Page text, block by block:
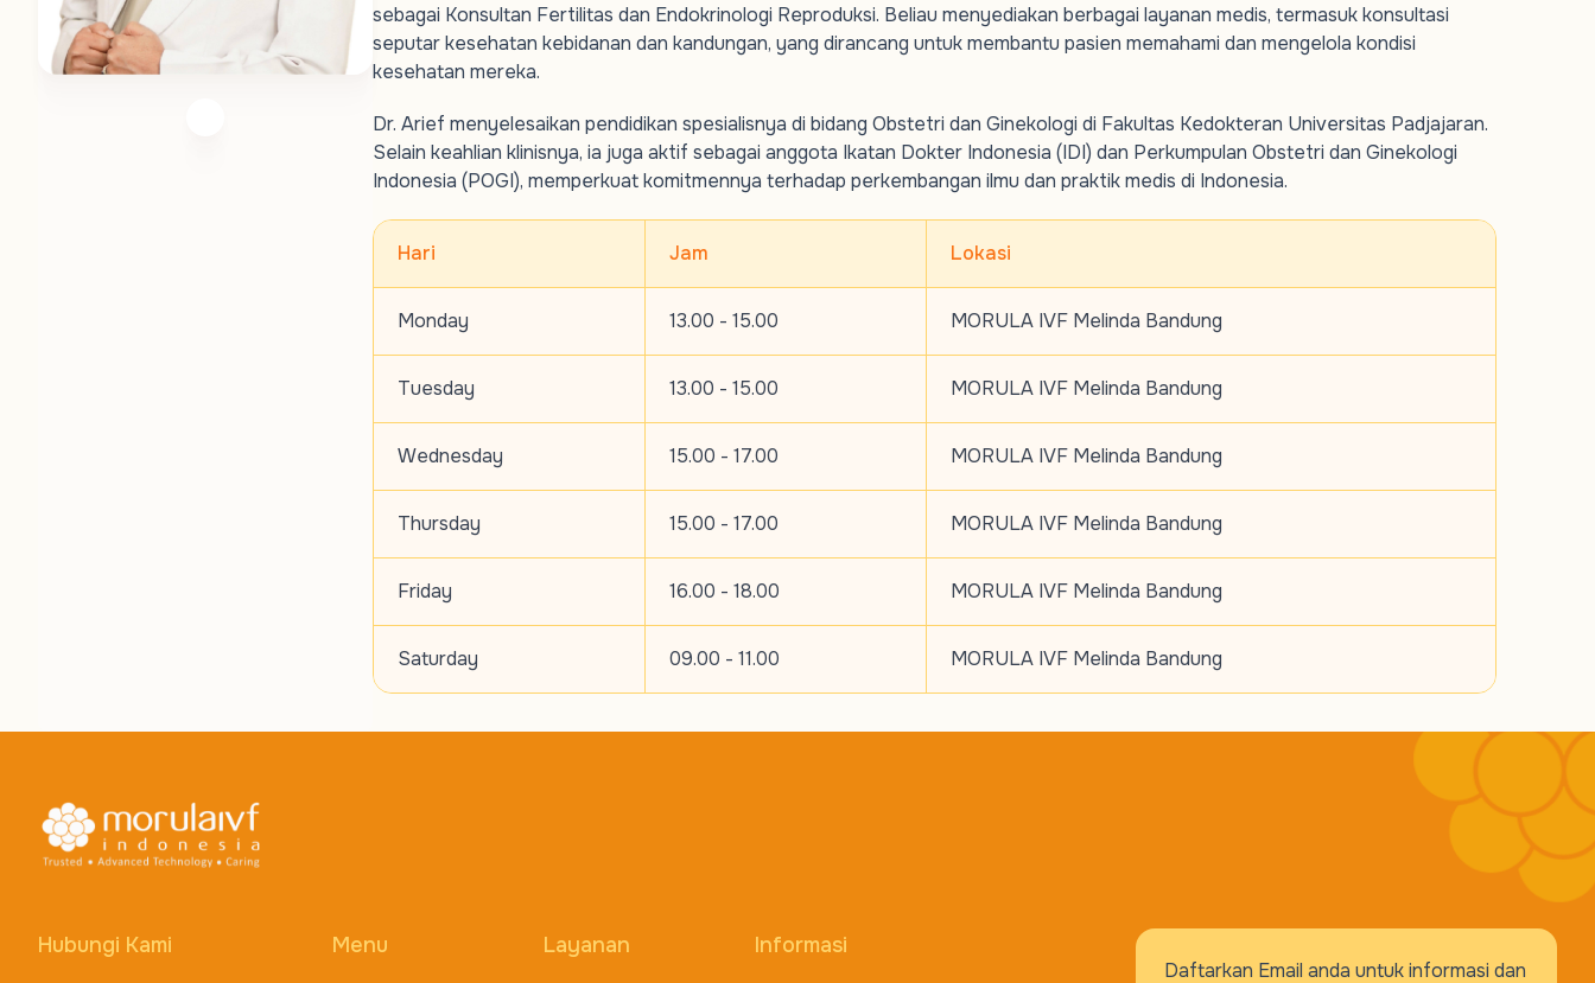
sebagai Konsultan Fertilitas dan Endokrinologi Reproduksi. Beliau menyediakan berbagai layanan medis, termasuk konsultasi
seputar kesehatan kebidanan dan kandungan, yang dirancang untuk membantu pasien memahami dan mengelola kondisi
kesehatan mereka.
Dr. Arief menyelesaikan pendidikan spesialisnya di bidang Obstetri dan Ginekologi di Fakultas Kedokteran Universitas Padjajaran.
Selain keahlian klinisnya, ia juga aktif sebagai anggota Ikatan Dokter Indonesia (IDI) dan Perkumpulan Obstetri dan Ginekologi
Indonesia (POGI), memperkuat komitmennya terhadap perkembangan ilmu dan praktik medis di Indonesia.
Hari Jam Lokasi
Monday 13.00 - 15.00 MORULA IVF Melinda Bandung
Tuesday 13.00 - 15.00 MORULA IVF Melinda Bandung
Wednesday 15.00 - 17.00 MORULA IVF Melinda Bandung
Thursday 15.00 - 17.00 MORULA IVF Melinda Bandung
Friday 16.00 - 18.00 MORULA IVF Melinda Bandung
Saturday 09.00 - 11.00 MORULA IVF Melinda Bandung
Hubungi Kami Menu Layanan Informasi
Daftarkan Email anda untuk informasi dan